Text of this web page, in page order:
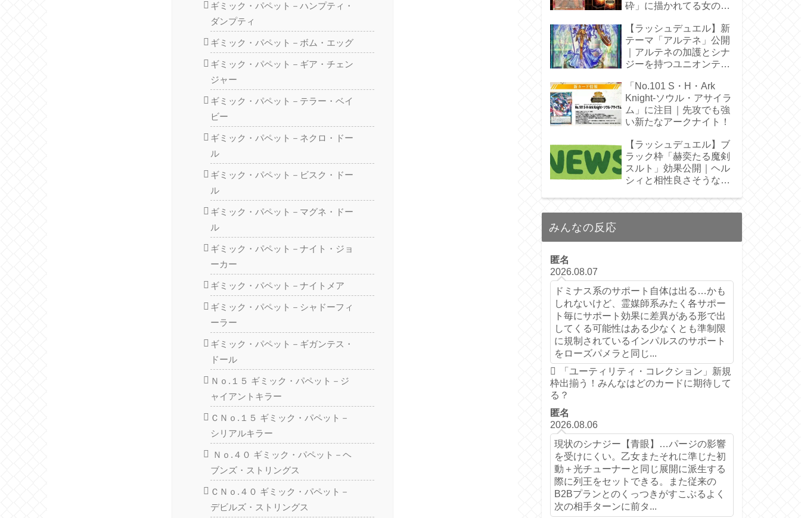
ギミック・パペット－ハンプティ・
ダンプティ
ギミック・パペット－ボム・エッグ
ギミック・パペット－ギア・チェン
ジャー
ギミック・パペット－テラー・ベイ
ビー
ギミック・パペット－ネクロ・ドー
ル
ギミック・パペット－ビスク・ドー
ル
ギミック・パペット－マグネ・ドー
ル
ギミック・パペット－ナイト・ジョ
ーカー
ギミック・パペット－ナイトメア
ギミック・パペット－シャドーフィ
ーラー
ギミック・パペット－ギガンテス・
ドール
Ｎｏ.１５ ギミック・パペット－ジ
ャイアントキラー
ＣＮｏ.１５ ギミック・パペット－
シリアルキラー
Ｎｏ.４０ ギミック・パペット－ヘ
ブンズ・ストリングス
ＣＮｏ.４０ ギミック・パペット－
デビルズ・ストリングス
砕」に描かれてる女の子
【ラッシュデュエル】新
テーマ「アルテネ」公開
｜アルテネの加護とシナ
ジーを持つユニオンテー
「No.101 S・H・Ark
Knight-ソウル・アサイラ
ム」に注目｜先攻でも強
い新たなアークナイト！
【ラッシュデュエル】ブ
ラック枠「赫奕たる魔剣
スルト」効果公開｜ヘル
シィと相性良さそうなレ
みんなの反応
匿名
2026.08.07
ドミナス系のサポート自体は出る…かも
しれないけど、霊媒師系みたく各サポー
ト毎にサポート効果に差異がある形で出
してくる可能性はある少なくとも準制限
に規制されているインパルスのサポート
をローズパメラと同じ...
「ユーティリティ・コレクション」新規
枠出揃う！みんなはどのカードに期待して
る？
匿名
2026.08.06
現状のシナジー【青眼】…パージの影響
を受けにくい。乙女またそれに準じた初
動＋光チューナーと同じ展開に派生する
際に列王をセットできる。また従来の
B2Bプランとのくっつきがすこぶるよく
次の相手ターンに前タ...